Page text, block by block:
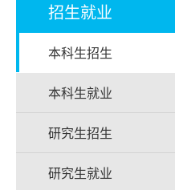
招生就业
本科生招生
本科生就业
研究生招生
研究生就业